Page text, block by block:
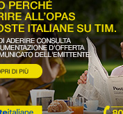
LA PIAZZA
ANIMALI
OCCHIO ALLA TRUFFA
NECROLOGI